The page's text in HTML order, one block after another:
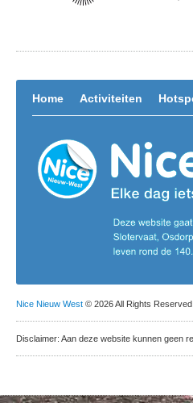
Home Activiteiten
Nice Nieuw West © 2026 All Rights
Disclaimer: Aan deze website kunnen geen